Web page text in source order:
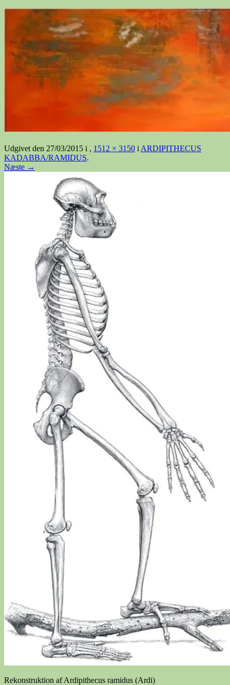
Udgivet den 27/03/2015 i , 1512 × 3150 i ARDIPITHECUS
KADABBA/RAMIDUS.
Næste →
Rekonstruktion af Ardipithecus ramidus (Ardi)